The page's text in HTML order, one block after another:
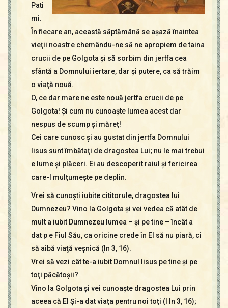
Pati
mi.
În fiecare an, această săptămână se aşază înaintea
vieţii noastre chemându-ne să ne apropiem de taina
crucii de pe Golgota şi să sorbim din jertfa cea
sfântă a Domnului iertare, dar şi putere, ca să trăim
o viaţă nouă.
O, ce dar mare ne este nouă jertfa crucii de pe
Golgota! Şi cum nu cunoaşte lumea acest dar
nespus de scump şi măreţ!
Cei care cunosc şi au gustat din jertfa Domnului
Iisus sunt îmbătaţi de dragostea Lui; nu le mai trebui
e lume şi plăceri. Ei au descoperit raiul şi fericirea
care-I mulţumeşte pe deplin.
Vrei să cunoşti iubite cititorule, dragostea lui
Dumnezeu? Vino la Golgota şi vei vedea că atât de
mult a iubit Dumnezeu lumea – şi pe tine – încât a
dat p e Fiul Său, ca oricine crede în El să nu piară, ci
să aibă viaţă veşnică (In 3, 16).
Vrei să vezi cât te-a iubit Domnul Iisus pe tine şi pe
toţi păcătoşii?
Vino la Golgota şi vei cunoaşte dragostea Lui prin
aceea că El Şi-a dat viaţa pentru noi toţi (I In 3, 16);